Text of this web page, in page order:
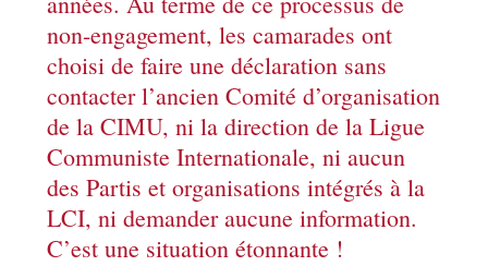
non-engagement, les camarades ont
choisi de faire une déclaration sans
contacter l’ancien Comité d’organisation
de la CIMU, ni la direction de la Ligue
Communiste Internationale, ni aucun
des Partis et organisations intégrés à la
LCI, ni demander aucune information.
C’est une situation étonnante !